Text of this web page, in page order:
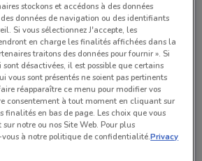
stockons et accédons à des données
données de navigation ou des identifiants
Si vous sélectionnez J'accepte, les
en charge les finalités affichées dans la
traitons des données pour fournir ». Si
désactivées, il est possible que certains
vous sont présentés ne soient pas pertinents
réapparaître ce menu pour modifier vos
consentement à tout moment en cliquant sur
en bas de page. Les choix que vous
notre ou nos Site Web. Pour plus
vous à notre politique de confidentialité.Privacy